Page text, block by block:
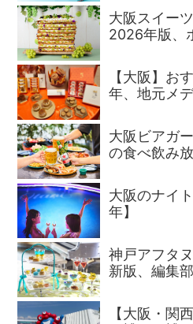
大阪スイー
2026年版、
【大阪】お
年、地元メ
大阪ビアガ
の食べ飲み
大阪のナイ
年】
神戸アフタ
新版、編集
【大阪・関